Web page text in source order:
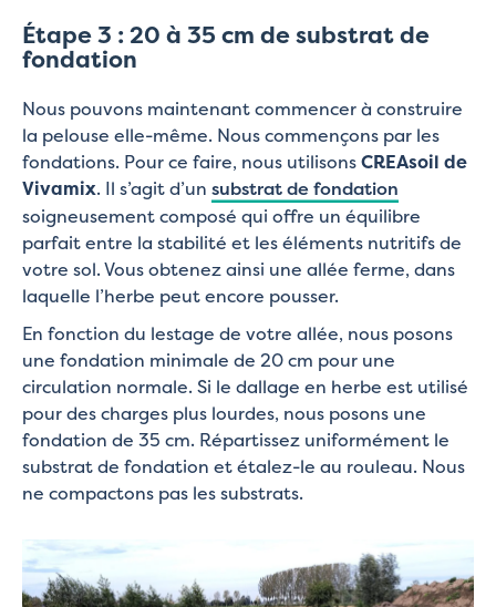
Étape 3 : 20 à 35 cm de substrat de
fondation
Nous pouvons maintenant commencer à construire
la pelouse elle-même. Nous commençons par les
fondations. Pour ce faire, nous utilisonsCREAsoil de
Vivamix. Il s’agit d’un substrat de fondation
soigneusement composé qui offre un équilibre
parfait entre la stabilité et les éléments nutritifs de
votre sol. Vous obtenez ainsi une allée ferme, dans
laquelle l’herbe peut encore pousser.
En fonction du lestage de votre allée, nous posons
une fondation minimale de 20 cm pour une
circulation normale. Si le dallage en herbe est utilisé
pour des charges plus lourdes, nous posons une
fondation de 35 cm. Répartissez uniformément le
substrat de fondation et étalez-le au rouleau. Nous
ne compactons pas les substrats.